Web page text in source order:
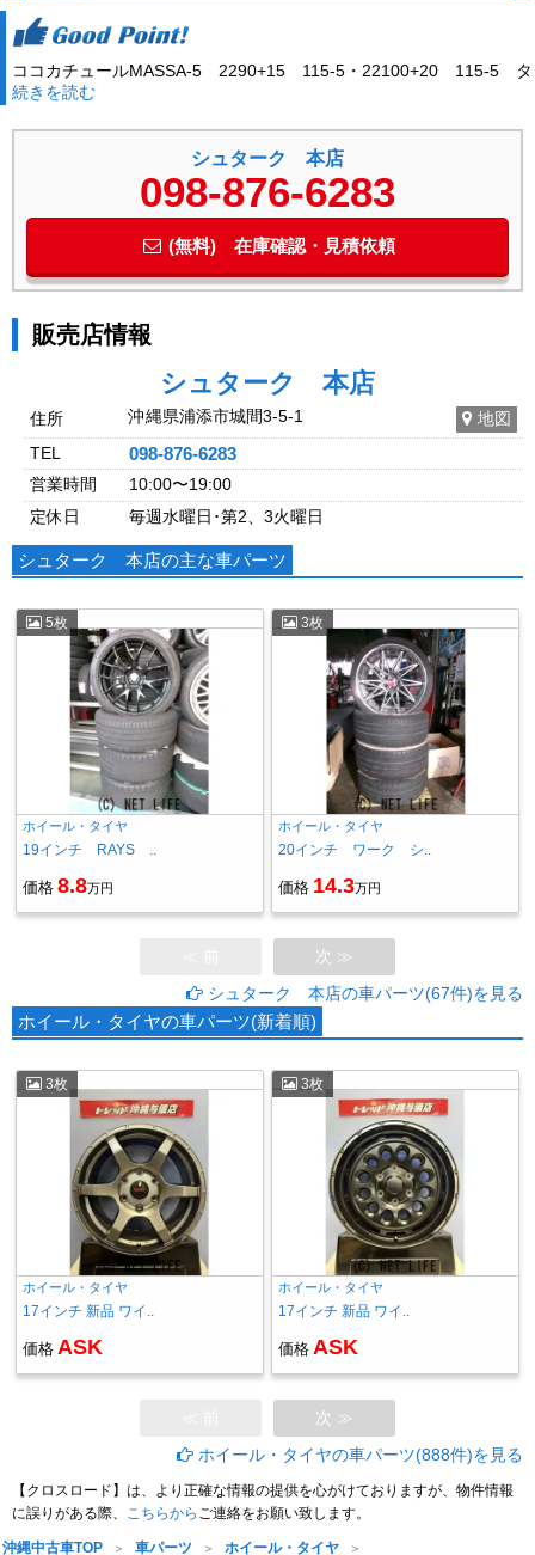
ココカチュールMASSA-5 2290+15 115-5・22100+20 115-5 タ
イヤ245/30R22・265/30R22
続きを読む
シュターク 本店
098-876-6283
(無料) 在庫確認・見積依頼
販売店情報
シュターク 本店
住所 沖縄県浦添市城間3-5-1
地図
TEL
098-876-6283
営業時間
10:00〜19:00
定休日
毎週水曜日･第2、3火曜日
シュターク 本店の主な車パーツ
5枚
ホイール・タイヤ
19インチ RAYS ..
価格 8.8万円
3枚
ホイール・タイヤ
20インチ ワーク シ..
価格 14.3万円
次 ≫
シュターク 本店の車パーツ(67件)を見る
ホイール・タイヤの車パーツ(新着順)
3枚
ホイール・タイヤ
17インチ 新品 ワイ..
価格 ASK
3枚
ホイール・タイヤ
17インチ 新品 ワイ..
価格 ASK
次 ≫
ホイール・タイヤの車パーツ(888件)を見る
【クロスロード】は、より正確な情報の提供を心がけておりますが、物件情報
に誤りがある際、 こちらから ご連絡をお願い致します。
沖縄中古車TOP 車パーツ ホイール・タイヤ